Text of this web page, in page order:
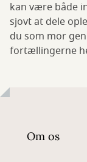
kan være både
sjovt at dele
du som mor
fortællingerne
Om os